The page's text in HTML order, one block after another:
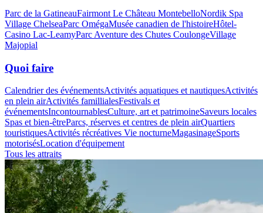
Parc de la GatineauFairmont Le Château MontebelloNordik Spa
Village ChelseaParc OmégaMusée canadien de l'histoireHôtel-
Casino Lac-LeamyParc Aventure des Chutes CoulongeVillage
Majopial
Quoi faire
Calendrier des événementsActivités aquatiques et nautiquesActivités
en plein airActivités famillialesFestivals et
événementsIncontournablesCulture, art et patrimoineSaveurs locales
Spas et bien-êtreParcs, réserves et centres de plein airQuartiers
touristiquesActivités récréatives Vie nocturneMagasinageSports
motorisésLocation d'équipement
Tous les attraits